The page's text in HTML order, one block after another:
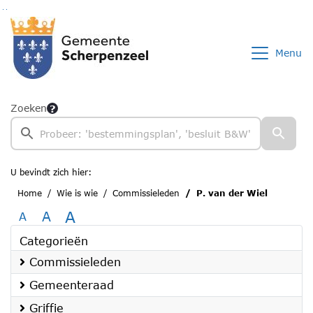
Ga naar de inhoud van deze pagina
Ga naar het zoeken
Ga naar het menu
Menu
Zoeken
U bevindt zich hier:
Home
Wie is wie Commissieleden P. van der Wiel
A A A
Categorieën
Commissieleden
Gemeenteraad
Griffie